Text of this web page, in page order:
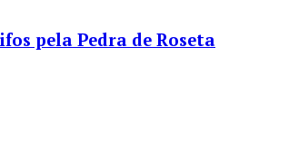
pela Pedra de Roseta